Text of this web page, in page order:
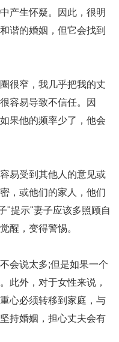
产生怀疑。因此，很明
谐的婚姻，但它会找到
窄，我几乎把我的丈
容易导致不信任。因
果他的频率少了，他会
受到其他人的意见或
，或他们的家人，他们
"提示"妻子应该多照顾自
醒，变得警惕。
说太多;但是如果一个
此外，对于女性来说，
心必须转移到家庭，与
持婚姻，担心丈夫会有